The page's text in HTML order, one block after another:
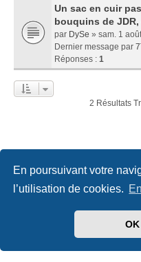
En poursuivant votre
l’utilisation de cookies.
OK
Un sac en cuir
bouquins de
par DySe » sam. 1
Dernier message par
Réponses : 1
2 Résultats
Accueil Index du forum
phpBB-fr.com
created by INVENTEA
Conditions